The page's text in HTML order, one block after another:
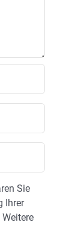
Sie
Ihrer